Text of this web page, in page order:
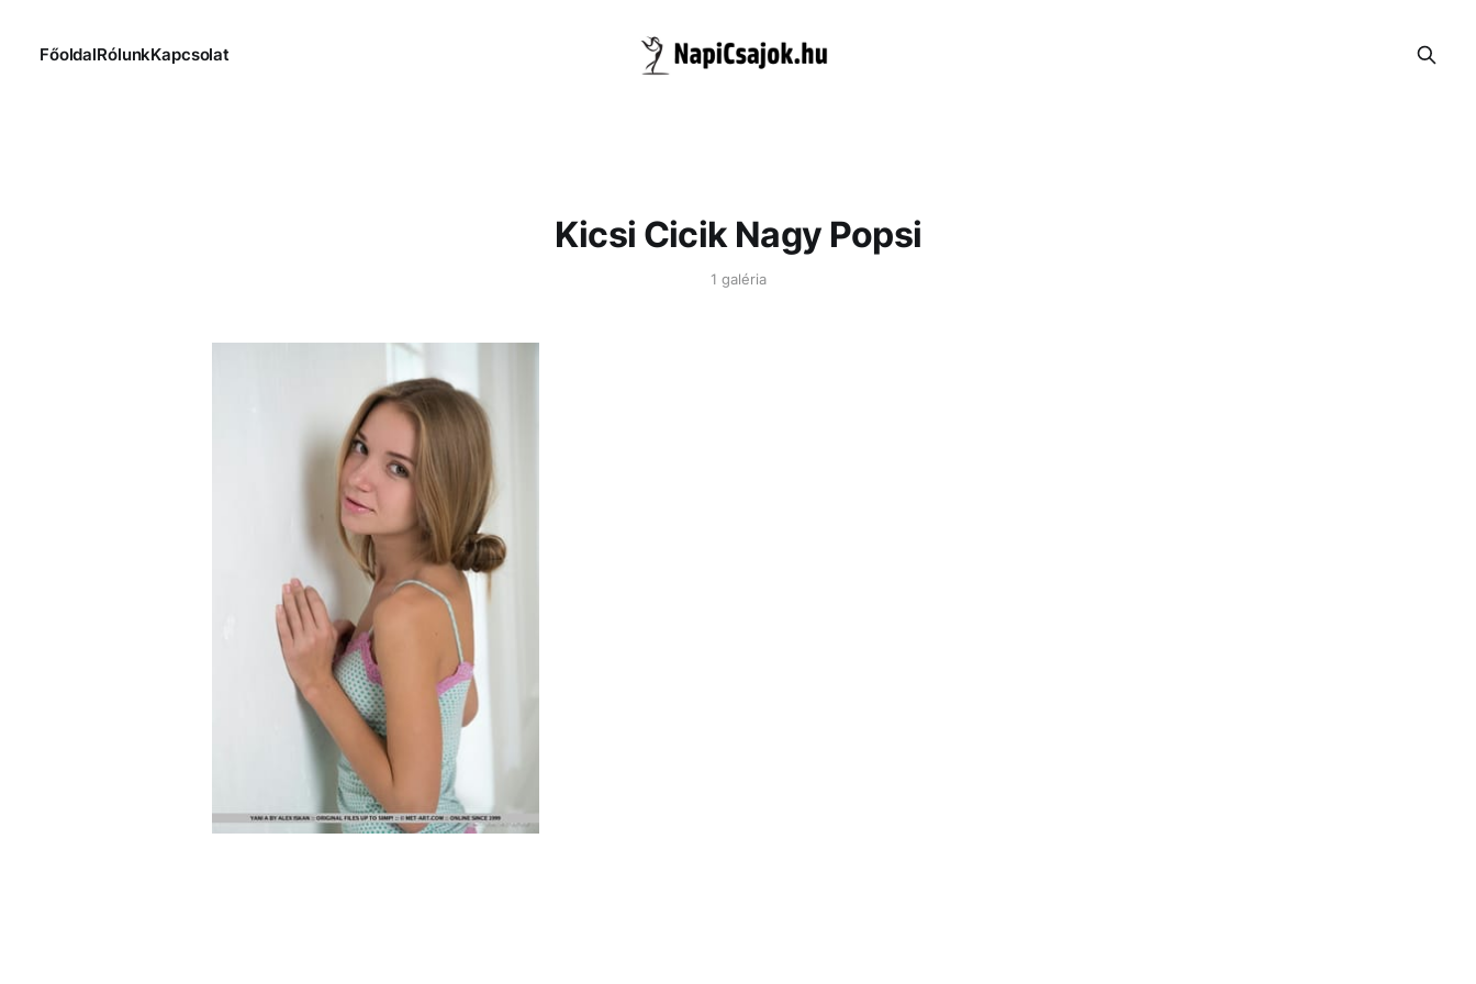
FőoldalRólunkKapcsolat
Kicsi Cicik Nagy Popsi
1 galéria